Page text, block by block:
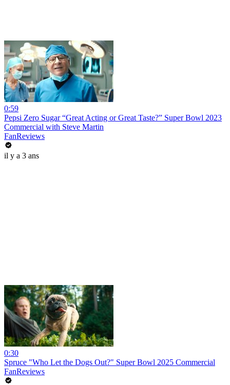
0:59
Pepsi Zero Sugar “Great Acting or Great Taste?” Super Bowl 2023
Commercial with Steve Martin
FanReviews
il y a 3 ans
0:30
Spruce "Who Let the Dogs Out?" Super Bowl 2025 Commercial
FanReviews